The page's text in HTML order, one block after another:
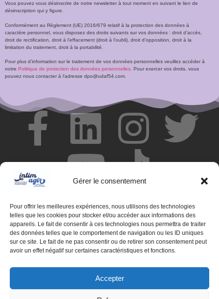
Gérer le consentement
Pour offrir les meilleures expériences, nous utilisons des technologies
telles que les cookies pour stocker et/ou accéder aux informations des
appareils. Le fait de consentir à ces technologies nous permettra de traiter
des données telles que le comportement de navigation ou les ID uniques
sur ce site. Le fait de ne pas consentir ou de retirer son consentement peut
avoir un effet négatif sur certaines caractéristiques et fonctions.
Accepter
Vous pouvez vous désinscrire de notre newsletter à tout moment en suivant le lien de
désinscription qui y figure.
Conformément au Règlement (UE) 2016/679 relatif à la protection des données à
caractère personnel, vous disposez des droits suivants sur vos données : droit d’accès,
droit de rectification, droit à l’effacement (droit à l’oubli), droit d’opposition, droit à la
limitation du traitement, droit à la portabilité.
Pour plus d’information sur le traitement de vos données personnelles veuillez accéder à
notre Politique de protection des données personnelles . Pour exercer vos droits, vous
pouvez nous contacter à l’adresse dpo@udaf54.com.
© Centre de ressources INTIMAGIR Grand Est – 124 rue de
Newcastle 54000 NANCY
Mentions légales